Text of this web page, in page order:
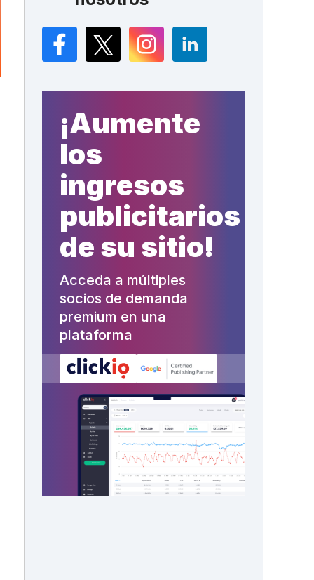
Facebook
TwitterInstagramLinkedIn
¡Aumente
los
ingresos
publicitarios
de su sitio!
Acceda a múltiples
socios de demanda
premium en una
plataforma